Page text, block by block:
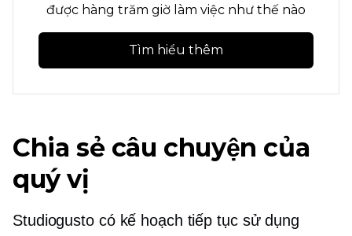
được hàng trăm giờ làm việc như thế nào
Tìm hiểu thêm
Chia sẻ câu chuyện của
quý vị
Studiogusto có kế hoạch tiếp tục sử dụng